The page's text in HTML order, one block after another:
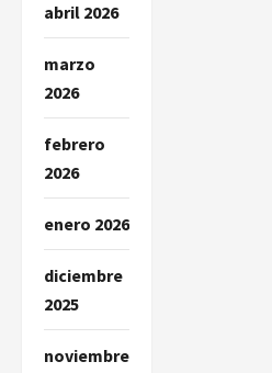
abril 2026
marzo
2026
febrero
2026
enero 2026
diciembre
2025
noviembre